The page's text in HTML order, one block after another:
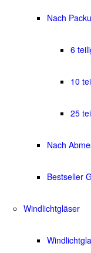
Nach
6
10
25
Nach
Bestseller
Windlichtgläser